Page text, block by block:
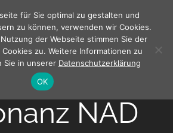
NAD
für Sie optimal zu gestalten und
zu können, verwenden wir Cookies.
der Webseite stimmen Sie der
zu. Weitere Informationen zu
Sie in unserer Datenschutzerklärung
OK